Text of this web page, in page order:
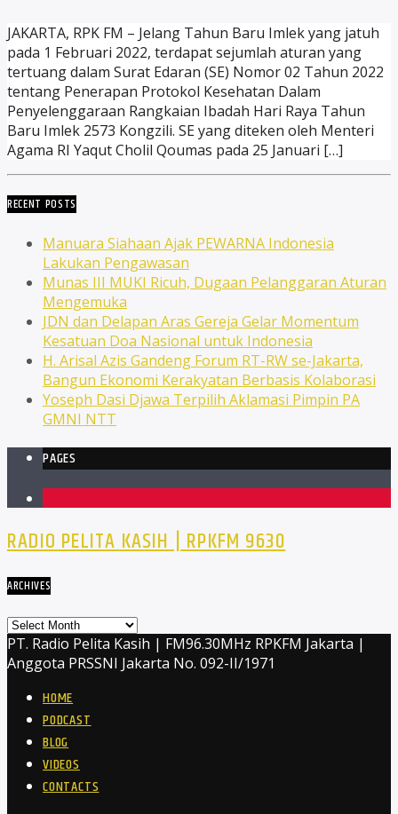
JAKARTA, RPK FM – Jelang Tahun Baru Imlek yang jatuh
pada 1 Februari 2022, terdapat sejumlah aturan yang
tertuang dalam Surat Edaran (SE) Nomor 02 Tahun 2022
tentang Penerapan Protokol Kesehatan Dalam
Penyelenggaraan Rangkaian Ibadah Hari Raya Tahun
Baru Imlek 2573 Kongzili. SE yang diteken oleh Menteri
Agama RI Yaqut Cholil Qoumas pada 25 Januari […]
RECENT POSTS
Manuara Siahaan Ajak PEWARNA Indonesia
Lakukan Pengawasan
Munas III MUKI Ricuh, Dugaan Pelanggaran Aturan
Mengemuka
JDN dan Delapan Aras Gereja Gelar Momentum
Kesatuan Doa Nasional untuk Indonesia
H. Arisal Azis Gandeng Forum RT-RW se-Jakarta,
Bangun Ekonomi Kerakyatan Berbasis Kolaborasi
Yoseph Dasi Djawa Terpilih Aklamasi Pimpin PA
GMNI NTT
PAGES
RADIO PELITA KASIH | RPKFM 9630
ARCHIVES
Archives
PT. Radio Pelita Kasih | FM96.30MHz RPKFM Jakarta |
Anggota PRSSNI Jakarta No. 092-II/1971
HOME
PODCAST
BLOG
VIDEOS
CONTACTS